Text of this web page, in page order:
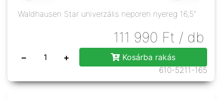
Waldhausen Star univerzális neporen nyereg 16,5"
111 990 Ft / db
− +
Kosárba rakás
610-5211-165